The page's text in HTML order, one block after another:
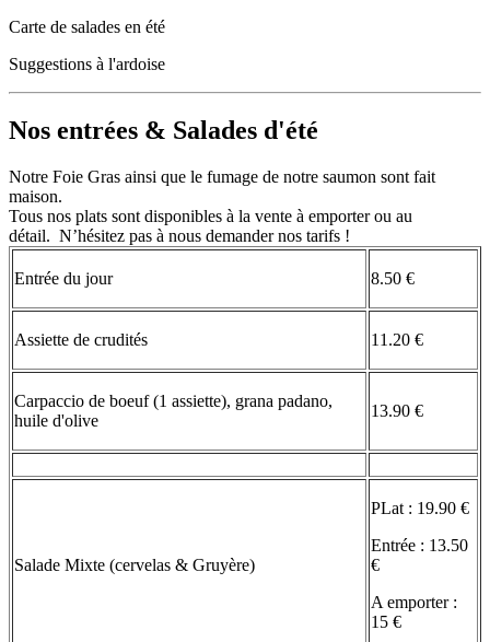
Carte de salades en été
Suggestions à l'ardoise
Nos entrées & Salades d'été
Notre Foie Gras ainsi que le fumage de notre saumon sont fait
maison.
Tous nos plats sont disponibles à la vente à emporter ou au
détail. N’hésitez pas à nous demander nos tarifs !
Entrée du jour 8.50 €
Assiette de crudités 11.20 €
Carpaccio de boeuf (1 assiette), grana padano,
huile d'olive
13.90 €
Salade Mixte (cervelas & Gruyère)
PLat : 19.90 €
Entrée : 13.50
€
A emporter :
15 €